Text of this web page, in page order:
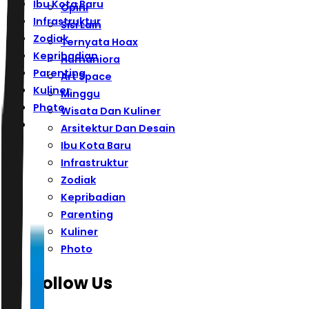
Ibu Kota Baru
Infrastruktur
Zodiak
Kepribadian
Parenting
Kuliner
Photo
Opini
Sisi Lain
Ternyata Hoax
Humaniora
Art Space
Minggu
Wisata Dan Kuliner
Arsitektur Dan Desain
Ibu Kota Baru
Infrastruktur
Zodiak
Kepribadian
Parenting
Kuliner
Photo
Follow Us